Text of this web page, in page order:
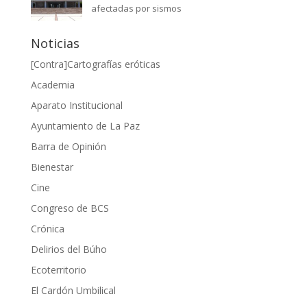
afectadas por sismos
Noticias
[Contra]Cartografías eróticas
Academia
Aparato Institucional
Ayuntamiento de La Paz
Barra de Opinión
Bienestar
Cine
Congreso de BCS
Crónica
Delirios del Búho
Ecoterritorio
El Cardón Umbilical